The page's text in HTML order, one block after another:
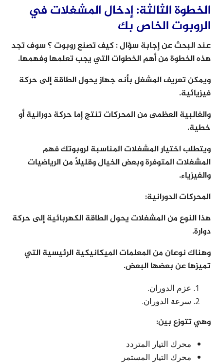
الخطوة الثالثة: إدخال المشغلات في
الروبوت الخاص بك
عند البحث عن إجابة سؤال : كيف تصنع روبوت ؟ سوف تجد
هذه الخطوة من أهم الخطوات التي يجب تعلمها وفهمها.
ويمكن تعريف المشغل بأنه جهاز يحول الطاقة إلى حركة
فيزيائية.
والغالبية العظمى من المحركات تنتج إما حركة دورانية أو
خطية.
ويتطلب اختيار المشغلات المناسبة لروبوتك فهم
المشغلات المتوفرة وبعض الخيال وقليلاً من الرياضيات
والفيزياء.
المحركات الدورانية:
هذا النوع من المشغلات يحول الطاقة الكهربائية إلى حركة
دوارة.
وهناك نوعان من المعلمات الميكانيكية الرئيسية التي
تميزها عن بعضها البعض.
عزم الدوران.
سرعة الدوران.
وهي تتوزع بين:
محرك التيار المتردد
محرك التيار المستمر